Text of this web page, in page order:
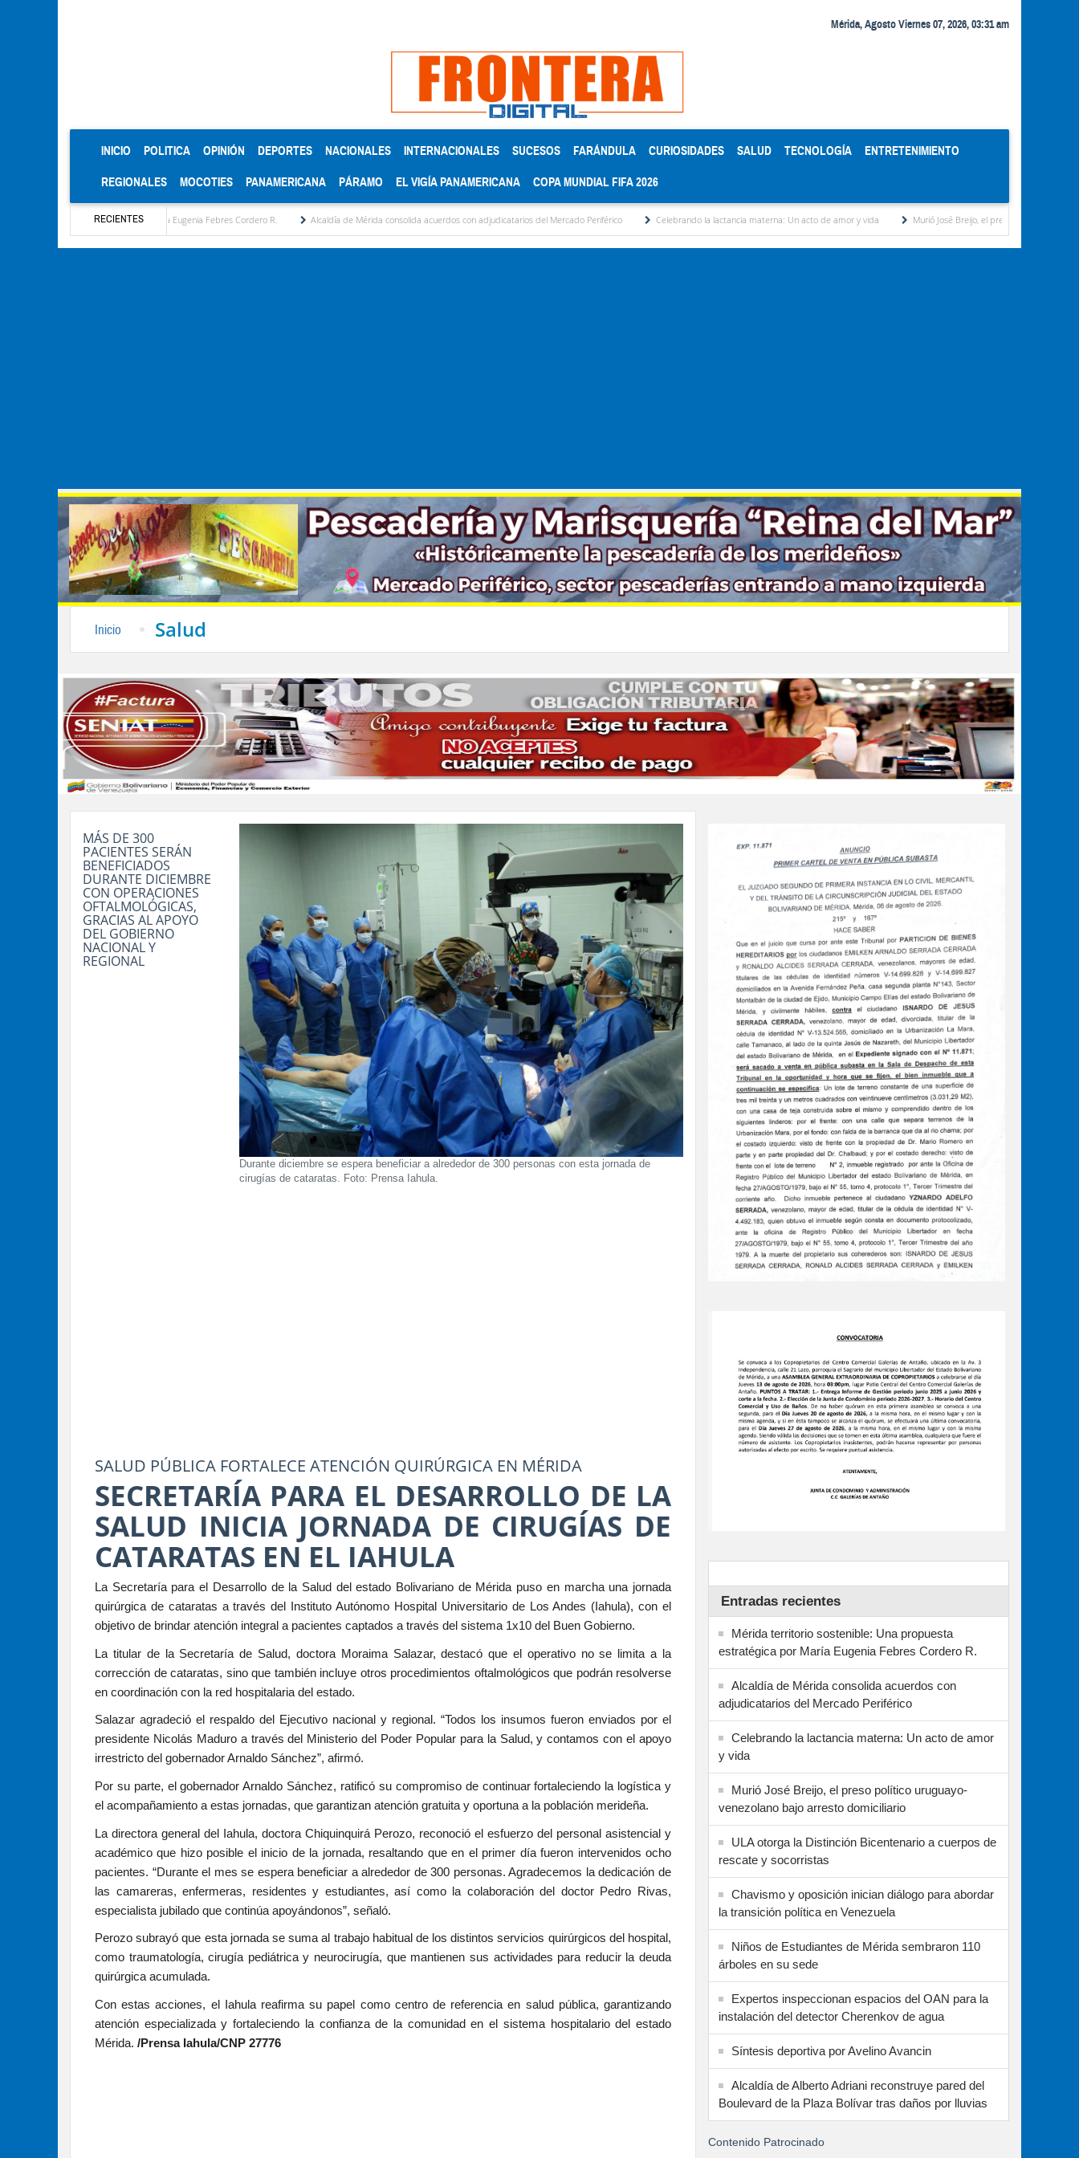
Mérida, Agosto Viernes 07, 2026, 03:31 am
INICIO (CURRENT)
POLITICA OPINIÓN DEPORTES NACIONALES INTERNACIONALES SUCESOS FARÁNDULA CURIOSIDADES SALUD TECNOLOGÍA ENTRETENIMIENTO
REGIONALES MOCOTIES PANAMERICANA PÁRAMO EL VIGÍA PANAMERICANA COPA MUNDIAL FIFA 2026
RECIENTES
estratégica por María Eugenia Febres Cordero R. Alcaldía de Mérida consolida acuerdos con adjudicatarios del Mercado Periférico Celebrando la lactancia materna: Un acto de amor y vida Murió José Breijo, el preso político uruguayo-
Inicio Salud
Durante diciembre se espera beneficiar a alrededor de 300 personas con esta jornada de
cirugías de cataratas. Foto: Prensa Iahula.
MÁS DE 300
PACIENTES SERÁN
BENEFICIADOS
DURANTE DICIEMBRE
CON OPERACIONES
OFTALMOLÓGICAS,
GRACIAS AL APOYO
DEL GOBIERNO
NACIONAL Y
REGIONAL
SALUD PÚBLICA FORTALECE ATENCIÓN QUIRÚRGICA EN MÉRIDA
SECRETARÍA PARA EL DESARROLLO DE LA
SALUD INICIA JORNADA DE CIRUGÍAS DE
CATARATAS EN EL IAHULA
La Secretaría para el Desarrollo de la Salud del estado Bolivariano de Mérida puso en marcha una jornada
quirúrgica de cataratas a través del Instituto Autónomo Hospital Universitario de Los Andes (Iahula), con el
objetivo de brindar atención integral a pacientes captados a través del sistema 1x10 del Buen Gobierno.
La titular de la Secretaría de Salud, doctora Moraima Salazar, destacó que el operativo no se limita a la
corrección de cataratas, sino que también incluye otros procedimientos oftalmológicos que podrán resolverse
en coordinación con la red hospitalaria del estado.
Salazar agradeció el respaldo del Ejecutivo nacional y regional. “Todos los insumos fueron enviados por el
presidente Nicolás Maduro a través del Ministerio del Poder Popular para la Salud, y contamos con el apoyo
irrestricto del gobernador Arnaldo Sánchez”, afirmó.
Por su parte, el gobernador Arnaldo Sánchez, ratificó su compromiso de continuar fortaleciendo la logística y
el acompañamiento a estas jornadas, que garantizan atención gratuita y oportuna a la población merideña.
La directora general del Iahula, doctora Chiquinquirá Perozo, reconoció el esfuerzo del personal asistencial y
académico que hizo posible el inicio de la jornada, resaltando que en el primer día fueron intervenidos ocho
pacientes. “Durante el mes se espera beneficiar a alrededor de 300 personas. Agradecemos la dedicación de
las camareras, enfermeras, residentes y estudiantes, así como la colaboración del doctor Pedro Rivas,
especialista jubilado que continúa apoyándonos”, señaló.
Perozo subrayó que esta jornada se suma al trabajo habitual de los distintos servicios quirúrgicos del hospital,
como traumatología, cirugía pediátrica y neurocirugía, que mantienen sus actividades para reducir la deuda
quirúrgica acumulada.
Con estas acciones, el Iahula reafirma su papel como centro de referencia en salud pública, garantizando
atención especializada y fortaleciendo la confianza de la comunidad en el sistema hospitalario del estado
Mérida. /Prensa Iahula/CNP 27776
Entradas recientes
Mérida territorio sostenible: Una propuesta
estratégica por María Eugenia Febres Cordero R.
Alcaldía de Mérida consolida acuerdos con
adjudicatarios del Mercado Periférico
Celebrando la lactancia materna: Un acto de amor
y vida
Murió José Breijo, el preso político uruguayo-
venezolano bajo arresto domiciliario
ULA otorga la Distinción Bicentenario a cuerpos de
rescate y socorristas
Chavismo y oposición inician diálogo para abordar
la transición política en Venezuela
Niños de Estudiantes de Mérida sembraron 110
árboles en su sede
Expertos inspeccionan espacios del OAN para la
instalación del detector Cherenkov de agua
Síntesis deportiva por Avelino Avancin
Alcaldía de Alberto Adriani reconstruye pared del
Boulevard de la Plaza Bolívar tras daños por lluvias
Contenido Patrocinado